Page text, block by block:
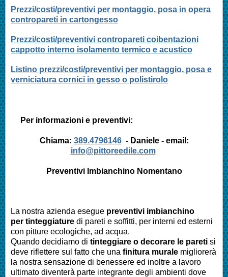
Prezzi/costi/preventivi per montaggio, posa in opera
contropareti in cartongesso
Prezzi/costi/preventivi contropareti coibentazioni
cappotto interno isolamento termico e acustico
Listino prezzi/costi/preventivi per montaggio, posa e
verniciatura cornici in gesso o polistirolo
Per informazioni e preventivi:
Chiama: 389.4796146- Daniele - email:
info@pittoreedile.com
Preventivi Imbianchino Nomentano
La nostra azienda esegue preventivi imbianchino
per tinteggiature di pareti e soffitti, per interni ed esterni
con pitture ecologiche, ad acqua.
Quando decidiamo di tinteggiare o decorare le pareti si
deve riflettere sul fatto che una finitura murale migliorerà
la nostra sensazione di benessere ed inoltre a lavoro
ultimato diventerà parte integrante degli ambienti dove